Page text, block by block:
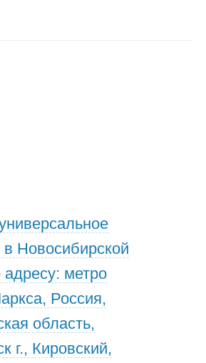
Новосибирской
адресу: метро
Россия,
область,
г., Кировский,